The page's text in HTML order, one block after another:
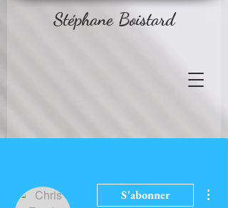
Stéphane Boistard
S'abonner